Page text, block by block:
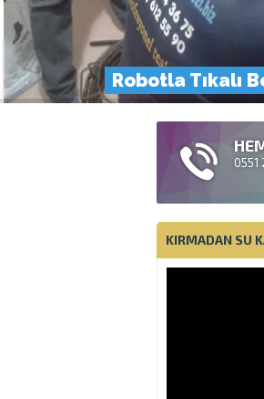
Robotla Tıkalı
0551
KIRMADAN SU